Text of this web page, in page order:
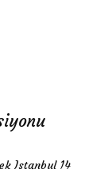
Istanbul 14